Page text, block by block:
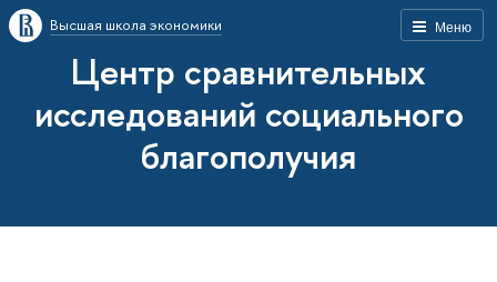
Меню
Высшая школа экономики
Центр сравнительных
исследований социального
благополучия